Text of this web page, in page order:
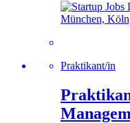
München,
Prak­ti­kan­t/in